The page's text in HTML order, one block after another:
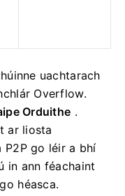
uachtarach
Overflow.
Orduithe .
ar liosta
P2P go léir a bhí
in ann féachaint
héasca.